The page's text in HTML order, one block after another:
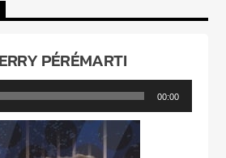
PÉRÉMARTI
00:00